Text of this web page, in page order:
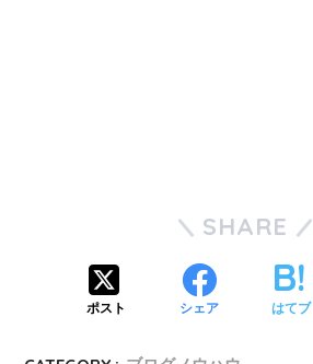
SHARE
ポスト シェア はてブ